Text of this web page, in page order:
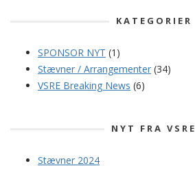
KATEGORIER
SPONSOR NYT (1)
Stævner / Arrangementer (34)
VSRE Breaking News (6)
NYT FRA VSRE
Stævner 2024